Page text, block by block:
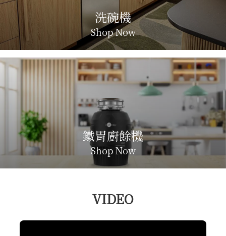
洗碗機
Shop Now
鐵胃廚餘機
Shop Now
VIDEO